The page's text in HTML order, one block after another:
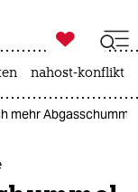

taz zahl ich
nahost-konflikt
mehr Abgasschummel